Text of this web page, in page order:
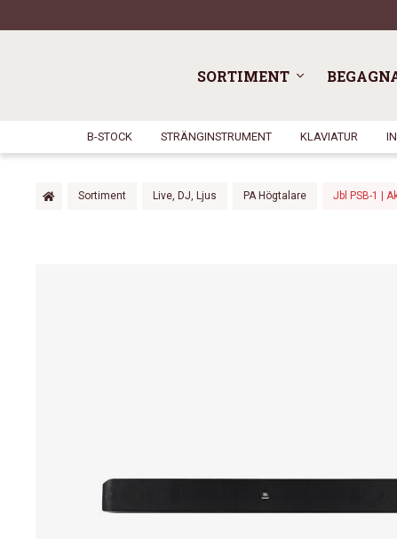
SORTIMENT
B-STOCK STRÄNGINSTRUMENT KLAVIATUR
Sortiment Live, DJ, Ljus PA Högtalare Jbl PSB-1 |